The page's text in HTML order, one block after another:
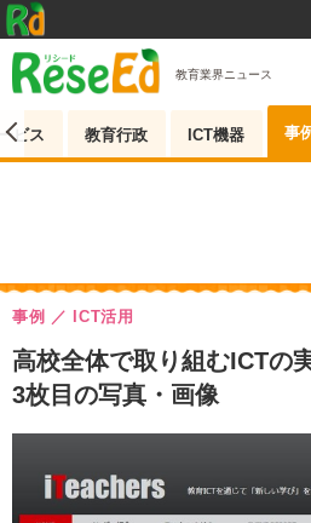
教育業界ニュース
ビス 教育行政 ICT機器 事
高校全体で取り組むICT
3枚目の写真・画像
事例 ICT活用